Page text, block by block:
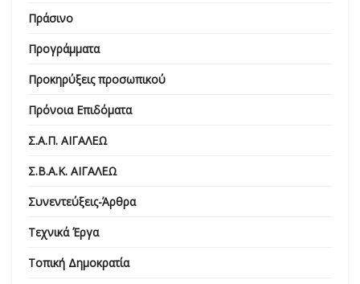
Πράσινο
Προγράμματα
Προκηρύξεις προσωπικού
Πρόνοια Επιδόματα
Σ.Α.Π. ΑΙΓΑΛΕΩ
Σ.Β.Α.Κ. ΑΙΓΑΛΕΩ
Συνεντεύξεις-Άρθρα
Τεχνικά Έργα
Τοπική Δημοκρατία